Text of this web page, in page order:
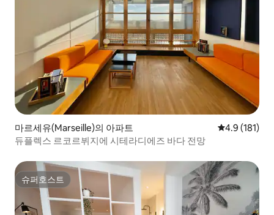
마르세유(Marseille)의 아파트 평점 4.9점(5
4.9 (181)
듀플렉스 르코르뷔지에 시테라디에즈 바다 전망
슈퍼호스트
슈퍼호스트